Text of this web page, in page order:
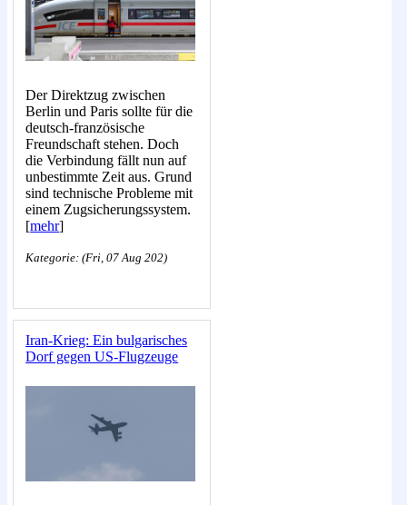
Der Direktzug zwischen
Berlin und Paris sollte für die
deutsch-französische
Freundschaft stehen. Doch
die Verbindung fällt nun auf
unbestimmte Zeit aus. Grund
sind technische Probleme mit
einem Zugsicherungssystem.
[mehr]
Kategorie: (Fri, 07 Aug 202)
Iran-Krieg: Ein bulgarisches
Dorf gegen US-Flugzeuge